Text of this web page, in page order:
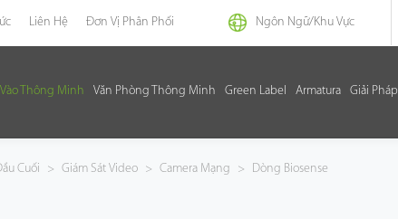
Liên Hệ Đơn Vị Phân Phối Ngôn Ngữ/Khu Vực
Thông Minh Văn Phòng Thông Minh Green Label Armatura Giải Pháp
Cuối > Giám Sát Video > Camera Mạng > Dòng Biosense